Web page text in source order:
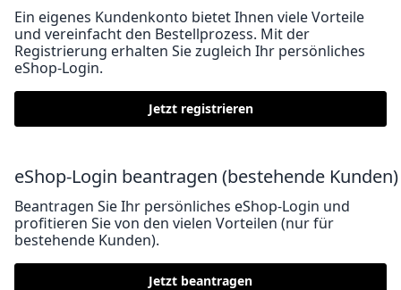
Ein eigenes Kundenkonto bietet Ihnen viele Vorteile
und vereinfacht den Bestellprozess. Mit der
Registrierung erhalten Sie zugleich Ihr persönliches
eShop-Login.
Jetzt registrieren
eShop-Login beantragen (bestehende Kunden)
Beantragen Sie Ihr persönliches eShop-Login und
profitieren Sie von den vielen Vorteilen (nur für
bestehende Kunden).
Jetzt beantragen